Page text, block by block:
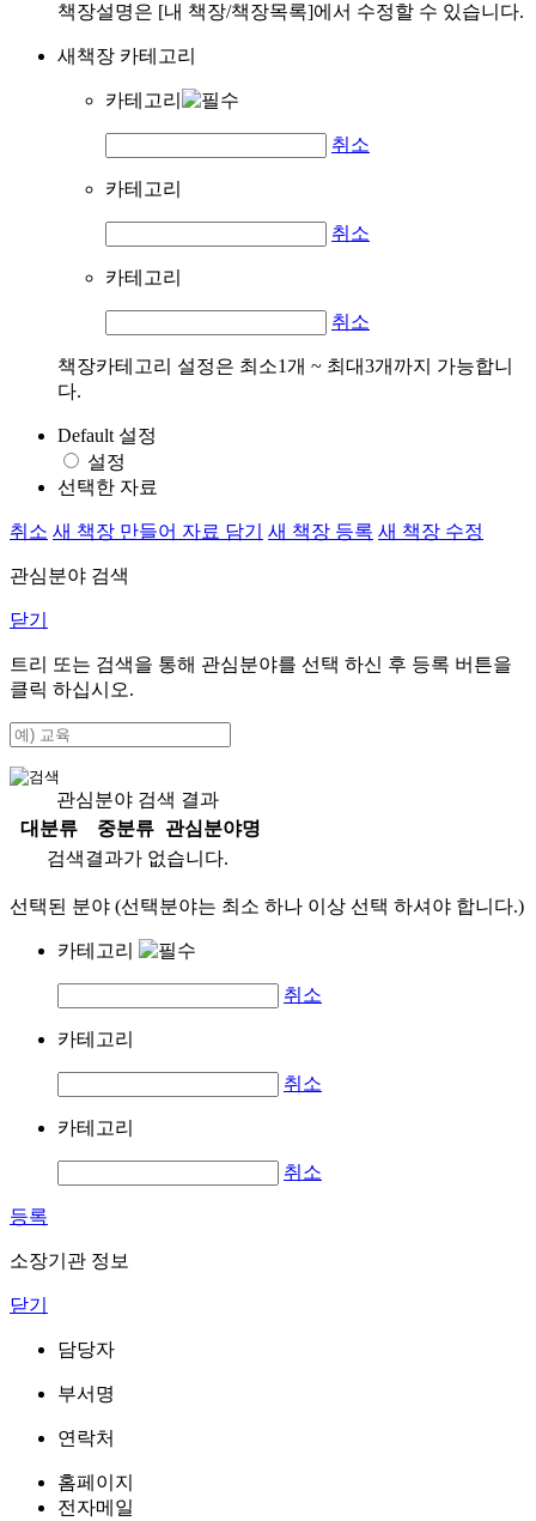
책장설명은 [내 책장/책장목록]에서 수정할 수 있습니다.
새책장 카테고리
카테고리
취소
카테고리
취소
카테고리
취소
책장카테고리 설정은 최소1개 ~ 최대3개까지 가능합니
다.
Default 설정
설정
선택한 자료
취소 새 책장 만들어 자료 담기 새 책장 등록 새 책장 수정
관심분야 검색
닫기
트리 또는 검색을 통해 관심분야를 선택 하신 후 등록 버튼을
클릭 하십시오.
관심분야 검색 결과
대분류
중분류
관심분야명
검색결과가 없습니다.
선택된 분야 (선택분야는 최소 하나 이상 선택 하셔야 합니다.)
카테고리
취소
카테고리
취소
카테고리
취소
등록
소장기관 정보
닫기
담당자
부서명
연락처
홈페이지
전자메일